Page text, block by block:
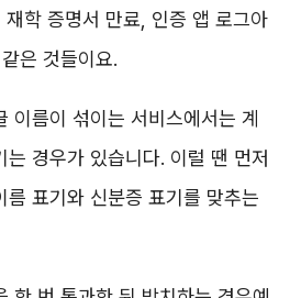
학 증명서 만료, 인증 앱 로그아
은 것들이요.
이름이 섞이는 서비스에서는 계
는 경우가 있습니다. 이럴 땐 먼저
름 표기와 신분증 표기를 맞추는